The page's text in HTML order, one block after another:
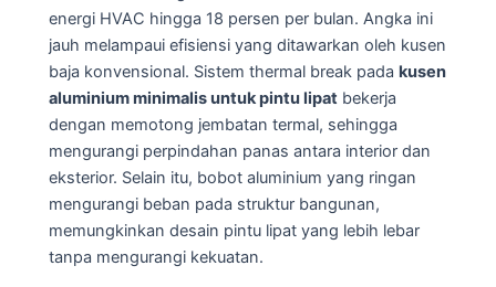
energi HVAC hingga 18 persen per bulan. Angka ini
jauh melampaui efisiensi yang ditawarkan oleh kusen
baja konvensional. Sistem thermal break pada kusen
aluminium minimalis untuk pintu lipat bekerja
dengan memotong jembatan termal, sehingga
mengurangi perpindahan panas antara interior dan
eksterior. Selain itu, bobot aluminium yang ringan
mengurangi beban pada struktur bangunan,
memungkinkan desain pintu lipat yang lebih lebar
tanpa mengurangi kekuatan.